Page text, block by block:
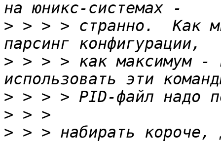
> > > > странно.  Как
> > > > как максимум -
>
>
> > > набирать